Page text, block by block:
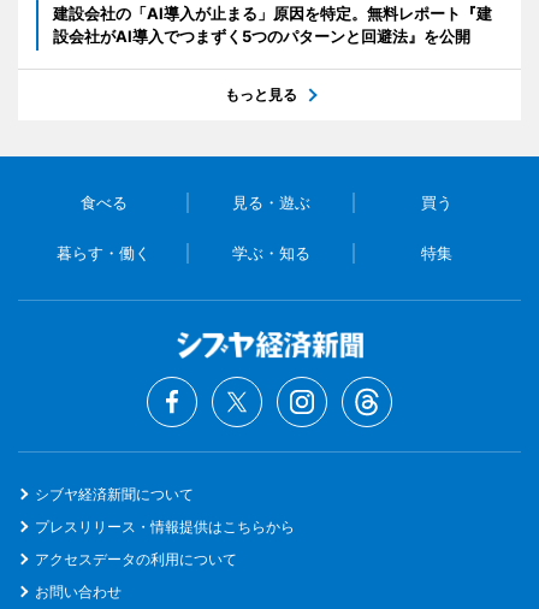
建設会社の「AI導入が止まる」原因を特定。無料レポート『建
設会社がAI導入でつまずく5つのパターンと回避法』を公開
もっと見る
食べる 見る・遊ぶ 買う
暮らす・働く 学ぶ・知る 特集
シブヤ経済新聞について
プレスリリース・情報提供はこちらから
アクセスデータの利用について
お問い合わせ